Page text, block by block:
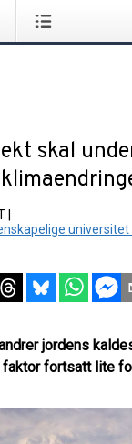
skal
universitet
jordens
fortsatt lite